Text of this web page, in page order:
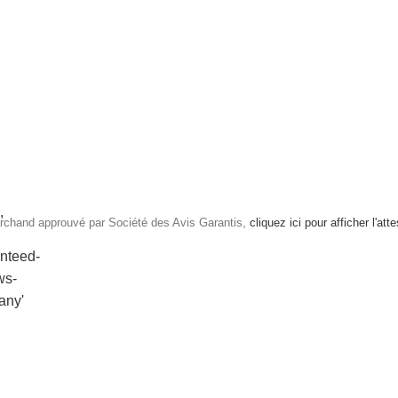
approuvé par Société des Avis Garantis, cliquez ici pour afficher